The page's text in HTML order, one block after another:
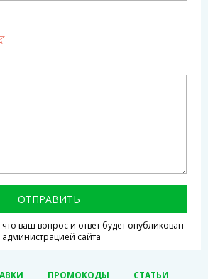
ОТПРАВИТЬ
ваш вопрос и ответ будет опубликован
сайта
ПРОМОКОДЫ СТАТЬИ